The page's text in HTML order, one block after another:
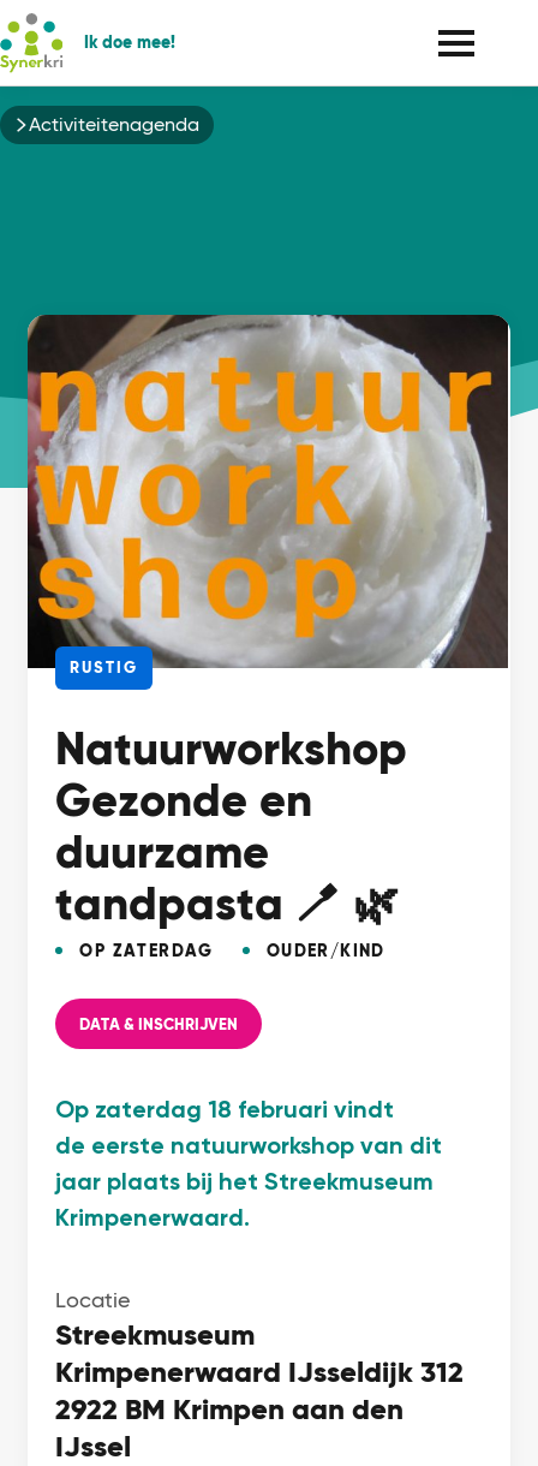
Ik doe mee!
Kruimelpad
Activiteitenagenda
RUSTIG
Natuurworkshop
Gezonde en
duurzame
tandpasta 🪥 🌿
OP ZATERDAG OUDER/KIND
DATA & INSCHRIJVEN
Op zaterdag 18 februari vindt
de eerste natuurworkshop van dit
jaar plaats bij het Streekmuseum
Krimpenerwaard.
Locatie
Streekmuseum
Krimpenerwaard IJsseldijk 312
2922 BM Krimpen aan den
IJssel